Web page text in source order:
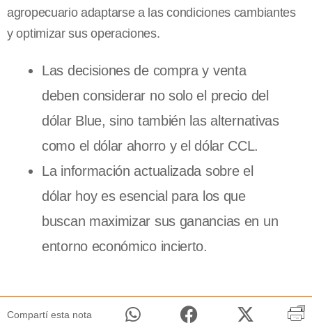
agropecuario adaptarse a las condiciones cambiantes
y optimizar sus operaciones.
Las decisiones de compra y venta
deben considerar no solo el precio del
dólar Blue, sino también las alternativas
como el dólar ahorro y el dólar CCL.
La información actualizada sobre el
dólar hoy es esencial para los que
buscan maximizar sus ganancias en un
entorno económico incierto.
Compartí esta nota